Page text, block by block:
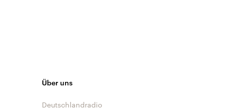
Über uns
Deutschlandradio